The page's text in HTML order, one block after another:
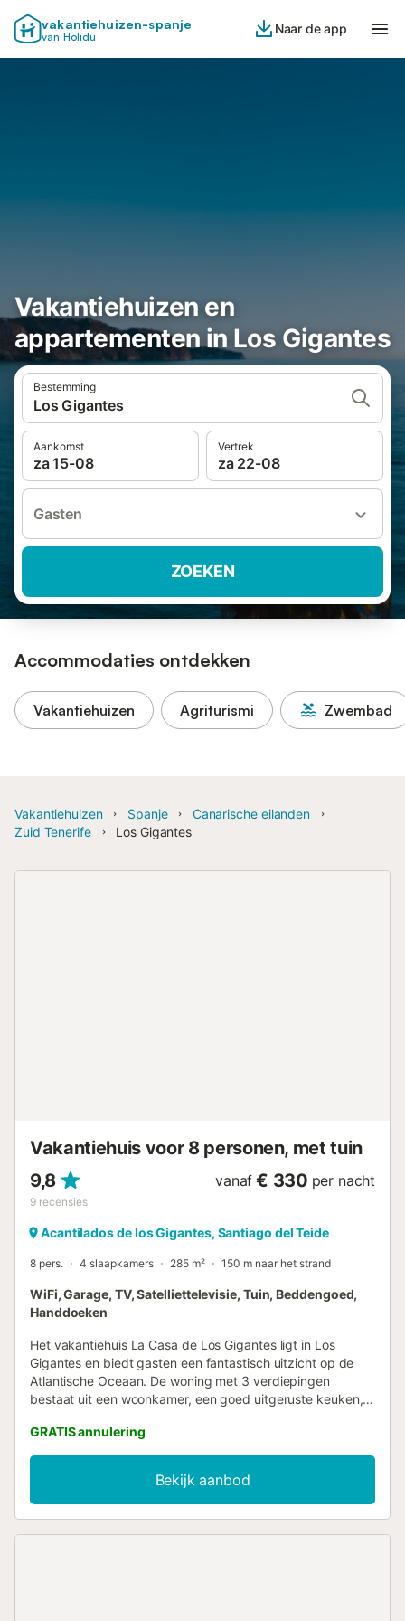
vakantiehuizen-spanje
van Holidu
Naar de app
Vakantiehuizen en
appartementen in Los Gigantes
Bestemming
Los Gigantes
Aankomst
za 15-08
Vertrek
za 22-08
Gasten
ZOEKEN
Accommodaties ontdekken
Vakantiehuizen Agriturismi Zwembad
Vakantiehuizen Spanje
Canarische eilanden
Zuid Tenerife
Los Gigantes
Vakantiehuis voor 8 personen, met tuin
9,8
9 recensies
vanaf € 330 per nacht
Acantilados de los Gigantes, Santiago del Teide
8 pers. 4 slaapkamers 285 m² 150 m naar het strand
WiFi, Garage, TV, Satelliettelevisie, Tuin, Beddengoed,
Handdoeken
Het vakantiehuis La Casa de Los Gigantes ligt in Los
Gigantes en biedt gasten een fantastisch uitzicht op de
Atlantische Oceaan. De woning met 3 verdiepingen
bestaat uit een woonkamer, een goed uitgeruste keuken, 4
7 personen. Extra voorzieningen zijn onder andere high-
speed Wi-Fi (geschikt voor videogesprekken) met een
speciale werkruimte voor kantoor aan huis, een smart tv
met streamingdiensten, een wasmachine, een droger en
strand-/zwembadhanddoeken. Een kinderstoel is ook
GRATIS annulering
Bekijk aanbod